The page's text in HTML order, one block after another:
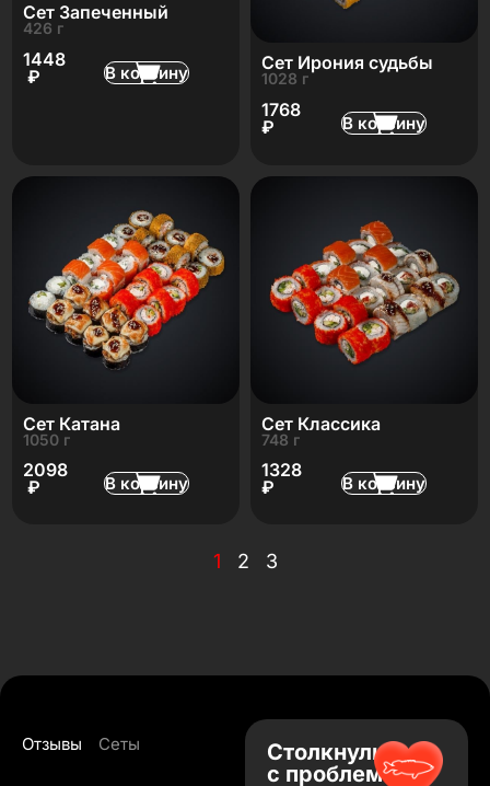
Сет Запеченный
426 г
1448
₽
В корзину Сет Ирония судьбы
1028 г
1768
₽
В корзину
Сет Катана
1050 г
2098
₽
В корзину
Сет Классика
748 г
1328
₽
В корзину
1 2 3
Отзывы Сеты
Столкнулись
с проблемой?